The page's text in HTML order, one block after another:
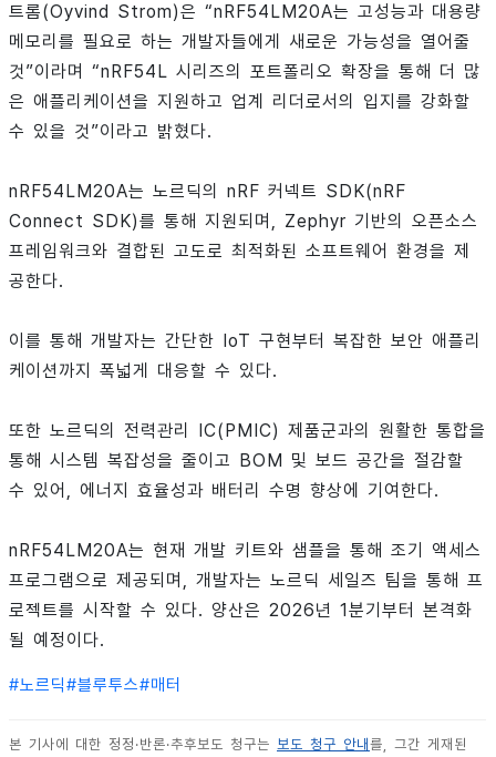
트롬(Oyvind Strom)은 “nRF54LM20A는 고성능과 대용량
메모리를 필요로 하는 개발자들에게 새로운 가능성을 열어줄
것”이라며 “nRF54L 시리즈의 포트폴리오 확장을 통해 더 많
은 애플리케이션을 지원하고 업계 리더로서의 입지를 강화할
수 있을 것”이라고 밝혔다.
nRF54LM20A는 노르딕의 nRF 커넥트 SDK(nRF
Connect SDK)를 통해 지원되며, Zephyr 기반의 오픈소스
프레임워크와 결합된 고도로 최적화된 소프트웨어 환경을 제
공한다.
이를 통해 개발자는 간단한 IoT 구현부터 복잡한 보안 애플리
케이션까지 폭넓게 대응할 수 있다.
또한 노르딕의 전력관리 IC(PMIC) 제품군과의 원활한 통합을
통해 시스템 복잡성을 줄이고 BOM 및 보드 공간을 절감할
수 있어, 에너지 효율성과 배터리 수명 향상에 기여한다.
nRF54LM20A는 현재 개발 키트와 샘플을 통해 조기 액세스
프로그램으로 제공되며, 개발자는 노르딕 세일즈 팀을 통해 프
로젝트를 시작할 수 있다. 양산은 2026년 1분기부터 본격화
될 예정이다.
#노르딕#블루투스#매터
본 기사에 대한 정정·반론·추후보도 청구는 보도 청구 안내 를, 그간 게재된